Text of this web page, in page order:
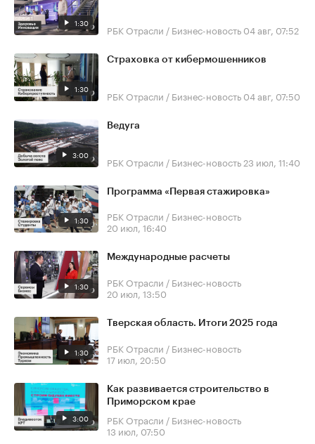
1:30 РБК Отрасли / Бизнес-новость 04 авг, 07:52
1:30
Страховка от кибермошенников
РБК Отрасли / Бизнес-новость 04 авг, 07:50
3:00
Ведуга
РБК Отрасли / Бизнес-новость 23 июл, 11:40
1:30
Программа «Первая стажировка»
РБК Отрасли / Бизнес-новость
20 июл, 16:40
1:30
Международные расчеты
РБК Отрасли / Бизнес-новость
20 июл, 13:50
1:30
Тверская область. Итоги 2025 года
РБК Отрасли / Бизнес-новость
17 июл, 20:50
3:00
Как развивается строительство в
Приморском крае
РБК Отрасли / Бизнес-новость
13 июл, 07:50